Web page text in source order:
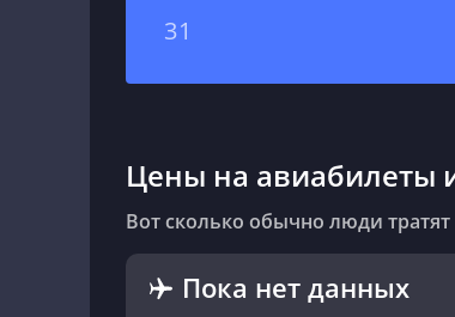
31
Цены на авиабилеты
Вот сколько обычно люди
Пока нет данных